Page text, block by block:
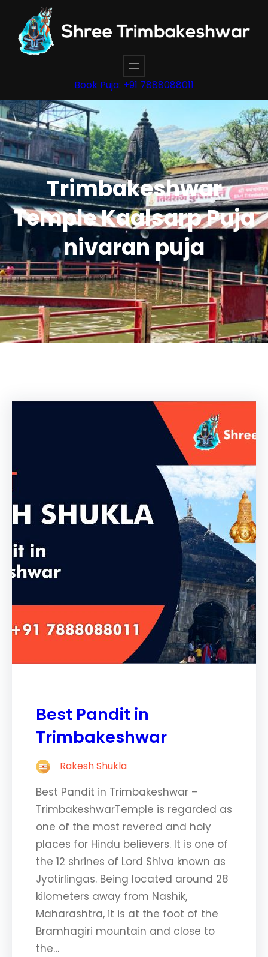
content
Book Puja: +91 7888088011
Trimbakeshwar
Temple Kaalsarp Puja
nivaran puja
Best Pandit in
Trimbakeshwar
Rakesh Shukla
Best Pandit in Trimbakeshwar –
TrimbakeshwarTemple is regarded as
one of the most revered and holy
places for Hindu believers. It is one of
the 12 shrines of Lord Shiva known as
Jyotirlingas. Being located around 28
kilometers away from Nashik,
Maharashtra, it is at the foot of the
Bramhagiri mountain and close to
the…